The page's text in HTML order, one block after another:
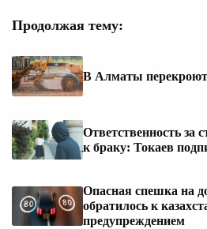
Продолжая тему:
В Алматы
Ответственность за
к браку: Токаев
Опасная спешка на
обратилось к
предупреждением